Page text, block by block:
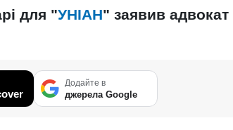
для "УНІАН" заявив адвокат
Додайте в
джерела Google